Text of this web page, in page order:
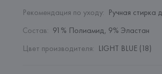
Рекомендация по уходу: Ручная стирка
Состав: 91% Полиамид, 9% Эластан
Цвет производителя: LIGHT BLUE (18)